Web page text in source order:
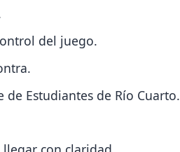
del juego.
Estudiantes de Río Cuarto.